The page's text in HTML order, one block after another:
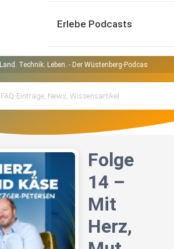
Erlebe Podcasts
Land. Technik. Leben. - Der Wüstenberg-Podcast
Folge
14 –
Mit
Herz,